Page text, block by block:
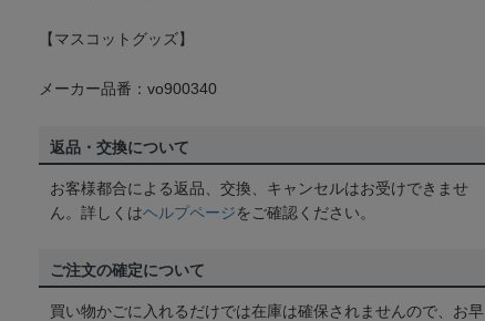
【マスコットグッズ】
メーカー品番：vo900340
返品・交換について
お客様都合による返品、交換、キャンセルはお受けできませ
ん。詳しくはヘルプページをご確認ください。
ご注文の確定について
買い物かごに入れるだけでは在庫は確保されませんので、お早